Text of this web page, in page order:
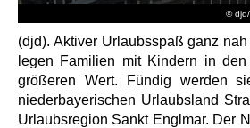
©
(djd). Aktiver Urlaubsspaß ganz
legen Familien mit Kindern in
größeren Wert. Fündig werden
niederbayerischen Urlaubsland
Urlaubsregion Sankt Englmar. Der